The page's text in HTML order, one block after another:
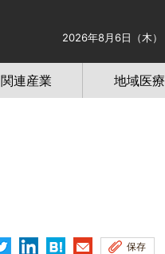
2026年8月6日（木）
関連産業 地域医療
保存